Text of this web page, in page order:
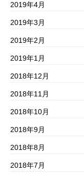
2019年4月
2019年3月
2019年2月
2019年1月
2018年12月
2018年11月
2018年10月
2018年9月
2018年8月
2018年7月